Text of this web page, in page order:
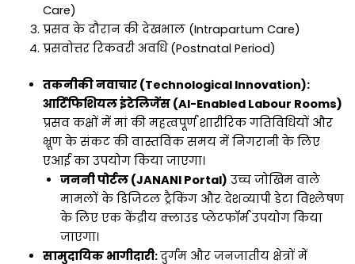
Care)
प्रसव के दौरान की देखभाल (Intrapartum Care)
प्रसवोत्तर रिकवरी अवधि (Postnatal Period)
तकनीकी नवाचार (Technological Innovation):
आर्टिफिशियल इंटेलिजेंस (AI-Enabled Labour Rooms)
प्रसव कक्षों में मां की महत्वपूर्ण शारीरिक गतिविधियों और
भ्रूण के संकट की वास्तविक समय में निगरानी के लिए
एआई का उपयोग किया जाएगा।
जननी पोर्टल (JANANI Portal) उच्च जोखिम वाले
मामलों के डिजिटल ट्रैकिंग और देशव्यापी डेटा विश्लेषण
के लिए एक केंद्रीय क्लाउड प्लेटफॉर्म उपयोग किया
जाएगा।
सामुदायिक भागीदारी:दुर्गम और जनजातीय क्षेत्रों में